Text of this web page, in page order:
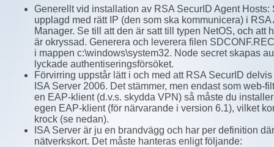
Generellt vid installation av RSA SecurID Agent Hosts:
upplagd med rätt IP (den som ska kommunicera) i
Manager. Se till att den är satt till typen NetOS, och att
är okryssad. Generera och leverera filen
i mappen c:\windows\system32. Node secret skapas
lyckade authentiseringsförsöket.
Förvirring uppstår lätt i och med att RSA SecurID
ISA Server 2006. Det stämmer, men endast som web-
en EAP-klient (d.v.s. skydda VPN) så måste du
egen EAP-klient (för närvarande i version 6.1), vilket
krock (se nedan).
ISA Server är ju en brandvägg och har per definition
nätverkskort. Det måste hanteras enligt följande: